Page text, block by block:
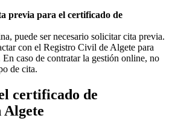
previa para el certificado de
puede ser necesario solicitar cita previa.
con el Registro Civil de Algete para
caso de contratar la gestión online, no
de cita.
certificado de
Algete